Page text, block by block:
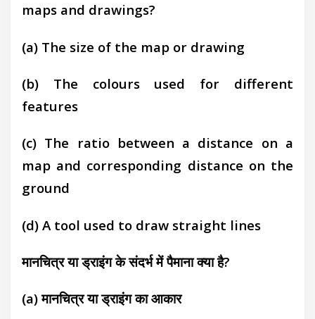
maps and drawings?
(a) The size of the map or drawing
(b) The colours used for different
features
(c) The ratio between a distance on a
maр and corresponding distance on the
ground
(d) A tool used to draw straight lines
मानचित्र या ड्राइंग के संदर्भ में पैमाना क्या है?
(a) मानचित्र या ड्राइंग का आकार